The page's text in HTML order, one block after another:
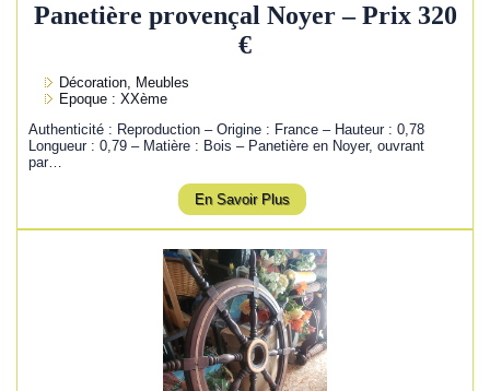
Panetière provençal Noyer – Prix 320
€
Décoration, Meubles
Epoque : XXème
Authenticité : Reproduction – Origine : France – Hauteur : 0,78
Longueur : 0,79 – Matière : Bois – Panetière en Noyer, ouvrant
par…
En Savoir Plus